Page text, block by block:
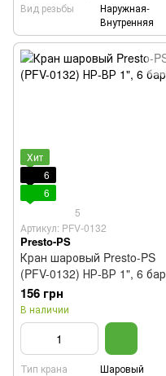
Вид резьбы
Наружная-
Внутренняя
Хит
6
6
5
Артикул: PFV-0132
Presto-PS
Кран шаровый Presto-PS
(PFV-0132) НР-ВР 1", 6 бар
156 грн
В наличии
Тип крана
Шаровый